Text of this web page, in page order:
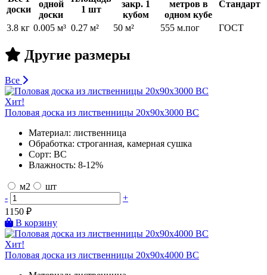
доски
одной
доски
1 шт
закр. 1
кубом
метров в
одном кубе
Стандарт
3.8 кг 0.005 м³ 0.27 м² 50 м² 555 м.пог ГОСТ
Другие размеры
Все
Хит!
Половая доска из лиственницы 20х90х3000 BC
Материал: лиственница
Обработка: строганная, камерная сушка
Сорт: BC
Влажность: 8-12%
м2
шт
-
+
1150 ₽
В корзину
Хит!
Половая доска из лиственницы 20х90х4000 BC